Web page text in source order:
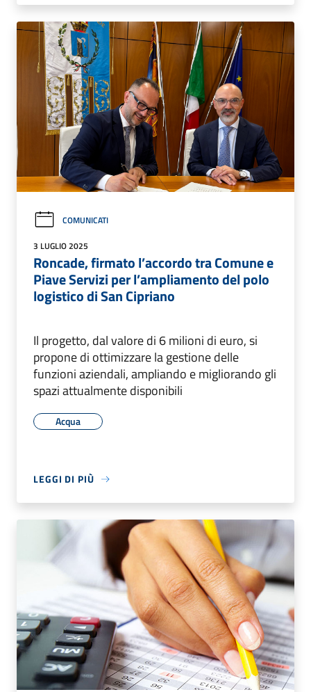
COMUNICATI
3 LUGLIO 2025
Roncade, firmato l’accordo tra Comune e
Piave Servizi per l’ampliamento del polo
logistico di San Cipriano
Il progetto, dal valore di 6 milioni di euro, si
propone di ottimizzare la gestione delle
funzioni aziendali, ampliando e migliorando gli
spazi attualmente disponibili
Acqua
LEGGI DI PIÙ